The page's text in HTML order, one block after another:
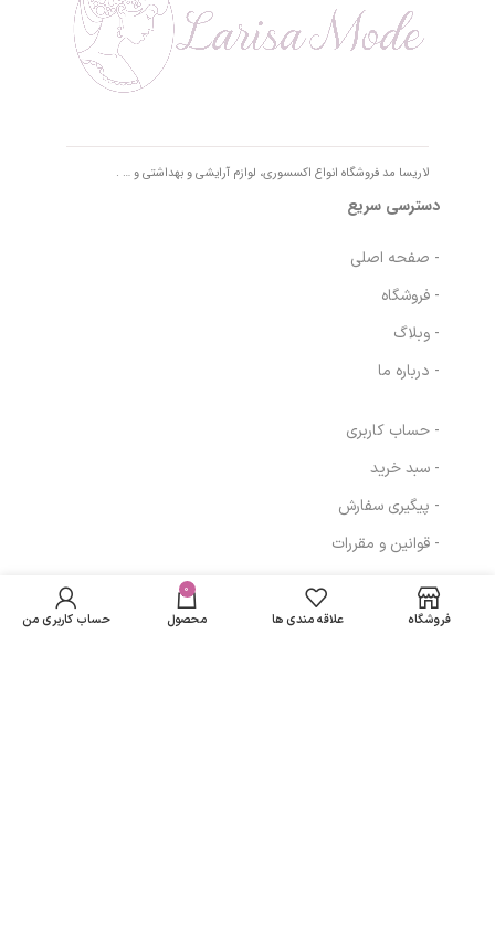
لاریسا مد فروشگاه انواع اکسسوری، لوازم آرایشی و بهداشتی و … .
دسترسی سریع
- صفحه اصلی
- فروشگاه
- وبلاگ
- درباره ما
- حساب کاربری
- سبد خرید
- پیگیری سفارش
- قوانین و مقررات
مسیرهای ارتباطی
احیاکننده صورت
130 میلی لیتر ام4,486,982 تومان
باشد فروشگاه علاقه مندی ها
0
محصول حساب کاربری من